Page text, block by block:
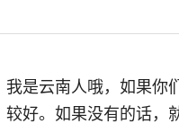
我是云南人哦，如果你
较好。如果没有的话，